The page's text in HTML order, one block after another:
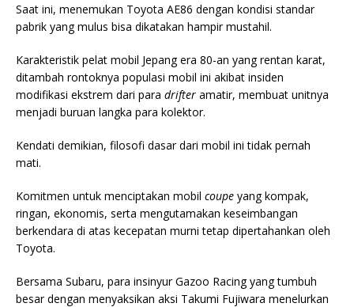
Saat ini, menemukan Toyota AE86 dengan kondisi standar
pabrik yang mulus bisa dikatakan hampir mustahil.
Karakteristik pelat mobil Jepang era 80-an yang rentan karat,
ditambah rontoknya populasi mobil ini akibat insiden
modifikasi ekstrem dari para drifter amatir, membuat unitnya
menjadi buruan langka para kolektor.
Kendati demikian, filosofi dasar dari mobil ini tidak pernah
mati.
Komitmen untuk menciptakan mobil coupe yang kompak,
ringan, ekonomis, serta mengutamakan keseimbangan
berkendara di atas kecepatan murni tetap dipertahankan oleh
Toyota.
Bersama Subaru, para insinyur Gazoo Racing yang tumbuh
besar dengan menyaksikan aksi Takumi Fujiwara menelurkan